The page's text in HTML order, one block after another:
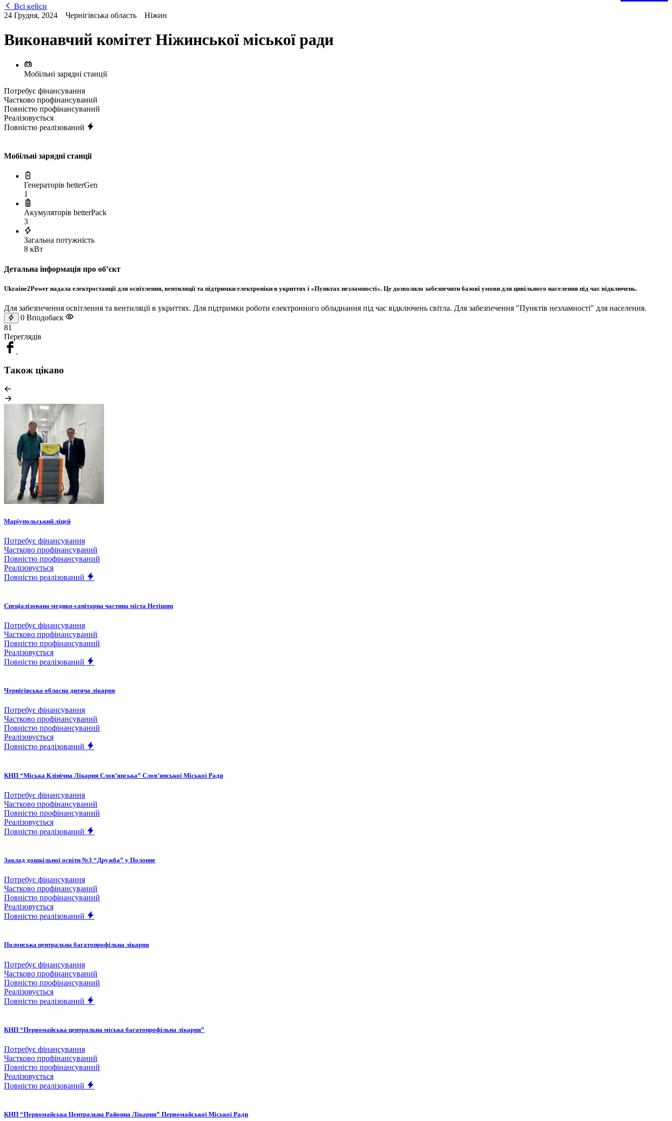
Всі кейси
24 Грудня, 2024
Чернігівська область Ніжин
Виконавчий комітет Ніжинської міської ради
Мобільні зарядні станції
Потребує фінансування
Частково профінансуваний
Повністю профінансуваний
Реалізовується
Повністю реалізований
Мобільні зарядні станції
Генераторів betterGen
1
Акумуляторів betterPack
3
Загальна потужність
8 кВт
Детальна інформація про обʼєкт
Ukraine2Power надала електростанції для освітлення, вентиляції та підтримки електроніки в укриттях і «Пунктах незламності». Це дозволило забезпечити базові умови для цивільного населення під час відключень.
Для забезпечення освітлення та вентиляції в укриттях. Для підтримки роботи електронного обладнання під час відключень світла. Для забезпечення "Пунктів незламності" для населення.
0 Вподобаєк
81
Переглядів
Також цікаво
Маріупольський ліцей
Потребує фінансування
Частково профінансуваний
Повністю профінансуваний
Реалізовується
Повністю реалізований
Спеціалізована медико-санітарна частина міста Нетішин
Потребує фінансування
Частково профінансуваний
Повністю профінансуваний
Реалізовується
Повністю реалізований
Чернігівська обласна дитяча лікарня
Потребує фінансування
Частково профінансуваний
Повністю профінансуваний
Реалізовується
Повністю реалізований
КНП “Міська Клінічна Лікарня Слов’янська” Слов’янської Міської Ради
Потребує фінансування
Частково профінансуваний
Повністю профінансуваний
Реалізовується
Повністю реалізований
Заклад дошкільної освіти №3 “Дружба” у Полонне
Потребує фінансування
Частково профінансуваний
Повністю профінансуваний
Реалізовується
Повністю реалізований
Полонська центральна багатопрофільна лікарня
Потребує фінансування
Частково профінансуваний
Повністю профінансуваний
Реалізовується
Повністю реалізований
КНП “Первомайська центральна міська багатопрофільна лікарня”
Потребує фінансування
Частково профінансуваний
Повністю профінансуваний
Реалізовується
Повністю реалізований
КНП “Первомайська Центральна Районна Лікарня” Первомайської Міської Ради